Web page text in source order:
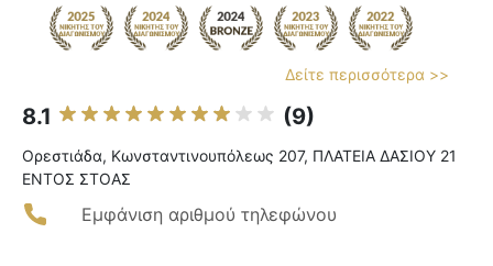
Δείτε περισσότερα >>
8.1 (9)
Ορεστιάδα, Κωνσταντινουπόλεως 207, ΠΛΑΤΕΙΑ ΔΑΣΙΟΥ 21
ΕΝΤΟΣ ΣΤΟΑΣ
Εμφάνιση αριθμού τηλεφώνου